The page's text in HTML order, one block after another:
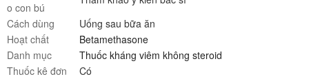
o con bú
Cách dùng
Uống sau bữa ăn
Hoạt chất
Betamethasone
Danh mục
Thuốc kháng viêm không steroid
Thuốc kê đơn
Có